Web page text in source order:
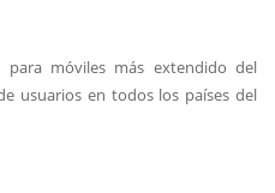
móviles más extendido del
usuarios en todos los países del